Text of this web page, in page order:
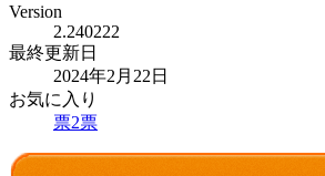
Version
2.240222
最終更新日
2024年2月22日
お気に入り
票2票